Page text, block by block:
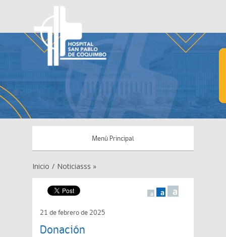
Menú Principal
Inicio / Noticiasss »
a a a
21 de febrero de 2025
Donación